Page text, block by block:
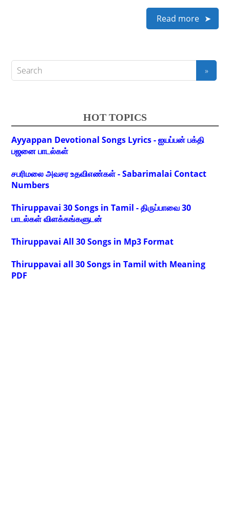
Read more
HOT TOPICS
Ayyappan Devotional Songs Lyrics - ஐயப்பன் பக்தி
பஜனை பாடல்கள்
சபரிமலை அவசர உதவிஎண்கள் - Sabarimalai Contact
Numbers
Thiruppavai 30 Songs in Tamil - திருப்பாவை 30
பாடல்கள் விளக்கங்களுடன்
Thiruppavai All 30 Songs in Mp3 Format
Thiruppavai all 30 Songs in Tamil with Meaning
PDF